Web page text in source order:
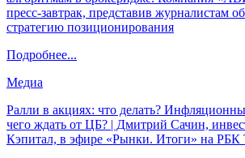
пресс-завтрак, представив журналистам
стратегию позиционирования
Подробнее...
Медиа
Ралли в акциях: что делать?
чего ждать от ЦБ? | Дмитрий Сачин,
Кэпитал, в эфире «Рынки. Итоги» на РБК